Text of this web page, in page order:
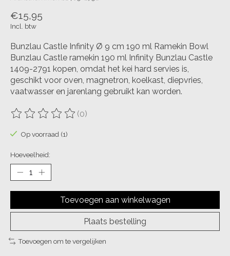
€15,95
Incl. btw
Bunzlau Castle Infinity Ø 9 cm 190 ml Ramekin Bowl
Bunzlau Castle ramekin 190 ml Infinity Bunzlau Castle
1409-2791 kopen, omdat het kei hard servies is,
geschikt voor oven, magnetron, koelkast, diepvries,
vaatwasser en jarenlang gebruikt kan worden.
De beoordeling van dit product is
(0)
Op voorraad (1)
Hoeveelheid:
Toevoegen aan winkelwagen
Plaats bestelling
Toevoegen om te vergelijken